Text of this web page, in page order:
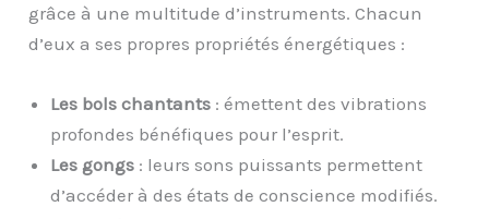
grâce à une multitude d’instruments. Chacun
d’eux a ses propres propriétés énergétiques :
Les bols chantants : émettent des vibrations
profondes bénéfiques pour l’esprit.
Les gongs : leurs sons puissants permettent
d’accéder à des états de conscience modifiés.